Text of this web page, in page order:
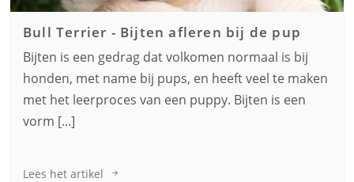
Bull Terrier - Bijten afleren bij de pup
Bijten is een gedrag dat volkomen normaal is bij
honden, met name bij pups, en heeft veel te maken
met het leerproces van een puppy. Bijten is een
vorm [...]
Lees het artikel